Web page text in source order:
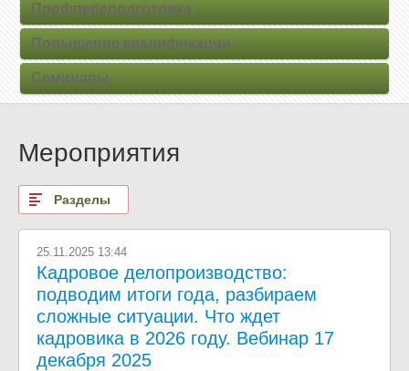
Профпереподготовка
Повышение квалификации
Семинары
Мероприятия
Разделы
25.11.2025 13:44
Кадровое делопроизводство:
подводим итоги года, разбираем
сложные ситуации. Что ждет
кадровика в 2026 году. Вебинар 17
декабря 2025